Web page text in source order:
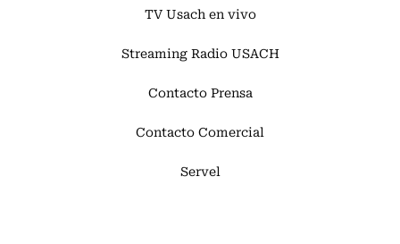
TV Usach en vivo
Streaming Radio USACH
Contacto Prensa
Contacto Comercial
Servel